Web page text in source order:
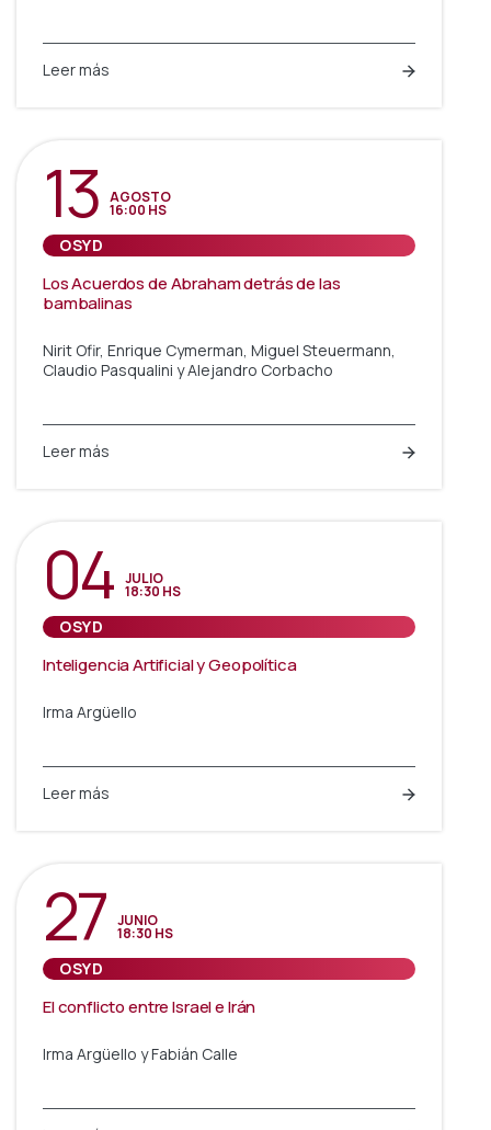
Leer más
13 AGOSTO
16:00 HS
OSYD
Los Acuerdos de Abraham detrás de las
bambalinas
Nirit Ofir, Enrique Cymerman, Miguel Steuermann,
Claudio Pasqualini y Alejandro Corbacho
Leer más
04 JULIO
18:30 HS
OSYD
Inteligencia Artificial y Geopolítica
Irma Argüello
Leer más
27 JUNIO
18:30 HS
OSYD
El conflicto entre Israel e Irán
Irma Argüello y Fabián Calle